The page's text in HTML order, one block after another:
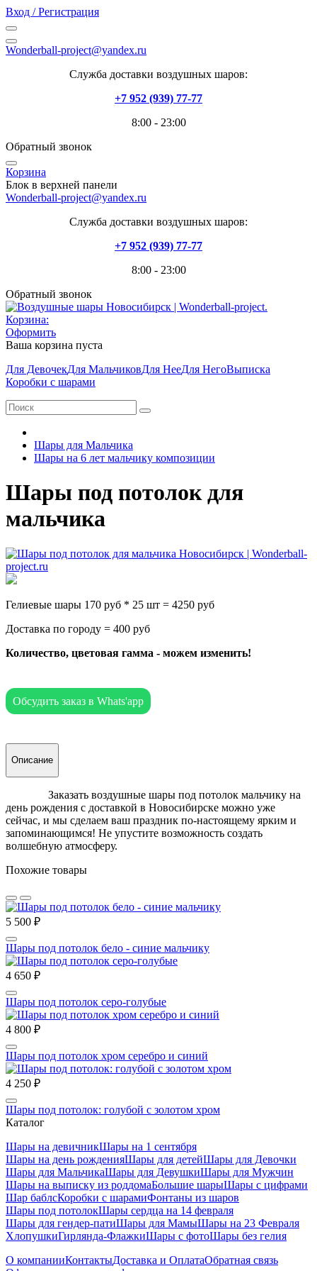
Вход / Регистрация
Wonderball-project@yandex.ru
Служба доставки воздушных шаров:
+7 952 (939) 77-77
8:00 - 23:00
Обратный звонок
Корзина
Блок в верхней панели
Wonderball-project@yandex.ru
Служба доставки воздушных шаров:
+7 952 (939) 77-77
8:00 - 23:00
Обратный звонок
Корзина:
Оформить
Ваша корзина пуста
Для ДевочекДля МальчиковДля НееДля НегоВыписка
Коробки с шарами
Шары для Мальчика
Шары на 6 лет мальчику композиции
Шары под потолок для
мальчика
Гелиевые шары 170 руб * 25 шт = 4250 руб
Доставка по городу = 400 руб
Количество, цветовая гамма - можем изменить!
Обсудить заказ в Whats'app
Описание
Заказать воздушные шары под потолок мальчику на
день рождения с доставкой в Новосибирске можно уже
сейчас, и мы сделаем ваш праздник по-настоящему ярким и
запоминающимся! Не упустите возможность создать
волшебную атмосферу.
Похожие товары
5 500 ₽
Шары под потолок бело - синие мальчику
4 650 ₽
Шары под потолок серо-голубые
4 800 ₽
Шары под потолок хром серебро и синий
4 250 ₽
Шары под потолок: голубой с золотом хром
Каталог
Шары на девичникШары на 1 сентября
Шары на день рожденияШары для детейШары для Девочки
Шары для МальчикаШары для ДевушкиШары для Мужчин
Шары на выписку из роддомаБольшие шарыШары с цифрами
Шар баблсКоробки с шарамиФонтаны из шаров
Шары под потолокШары сердца на 14 февраля
Шары для гендер-патиШары для МамыШары на 23 Февраля
ХлопушкиГирлянда-ФлажкиШары с фотоШары без гелия
О компанииКонтактыДоставка и ОплатаОбратная связь